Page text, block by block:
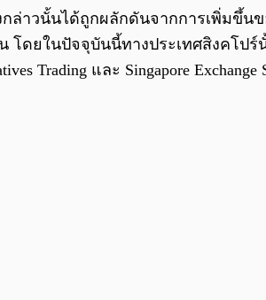
ล่าวนั้นได้ถูกผลักดันจากการเพิ่มขึ้น
ดยในปัจจุบันนี้ทางประเทศสิงคโปร์นั้
Trading และ Singapore